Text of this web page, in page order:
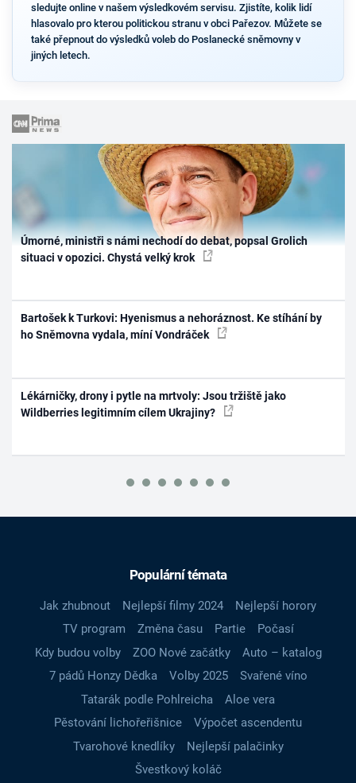
sledujte online v našem výsledkovém servisu. Zjistíte, kolik lidí
hlasovalo pro kterou politickou stranu v obci Pařezov. Můžete se
také přepnout do výsledků voleb do Poslanecké sněmovny v
jiných letech.
Úmorné, ministři s námi nechodí do debat, popsal Grolich
situaci v opozici. Chystá velký krok
Bartošek k Turkovi: Hyenismus a nehoráznost. Ke stíhání by
ho Sněmovna vydala, míní Vondráček
Lékárničky, drony i pytle na mrtvoly: Jsou tržiště jako
Wildberries legitimním cílem Ukrajiny?
Populární témata
Jak zhubnout Nejlepší filmy 2024
Nejlepší horory
TV program
Změna času Partie
Počasí
Kdy budou volby
ZOO Nové začátky
Auto – katalog
7 pádů Honzy Dědka
Volby 2025
Svařené víno
Tatarák podle Pohlreicha
Aloe vera
Pěstování lichořeřišnice
Výpočet ascendentu
Tvarohové knedlíky
Nejlepší palačinky
Švestkový koláč